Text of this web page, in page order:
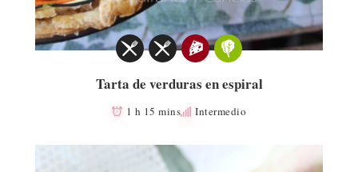
Tarta de verduras en espiral
1 h 15 mins Intermedio